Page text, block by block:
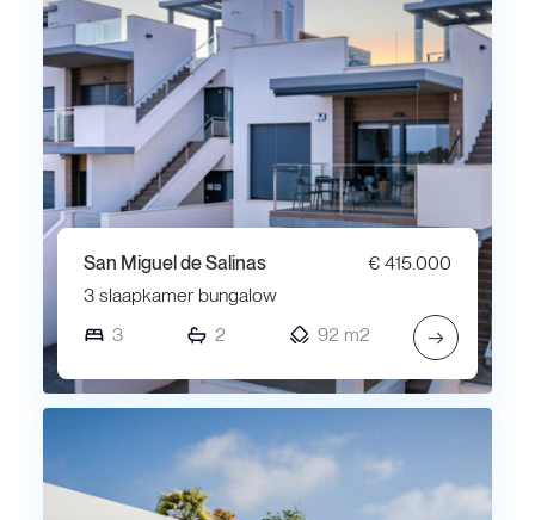
San Miguel de Salinas
€ 415.000
3 slaapkamer bungalow
3
2 92 m2 →